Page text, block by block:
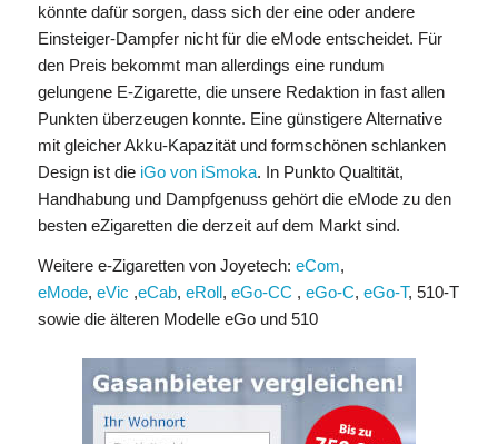
könnte dafür sorgen, dass sich der eine oder andere
Einsteiger-Dampfer nicht für die eMode entscheidet. Für
den Preis bekommt man allerdings eine rundum
gelungene E-Zigarette, die unsere Redaktion in fast allen
Punkten überzeugen konnte. Eine günstigere Alternative
mit gleicher Akku-Kapazität und formschönen schlanken
Design ist dieiGo von iSmoka. In Punkto Qualtität,
Handhabung und Dampfgenuss gehört die eMode zu den
besten eZigaretten die derzeit auf dem Markt sind.
Weitere e-Zigaretten von Joyetech: eCom,
eMode, eVic ,eCab, eRoll, eGo-CC , eGo-C, eGo-T, 510-T
sowie die älteren Modelle eGo und 510